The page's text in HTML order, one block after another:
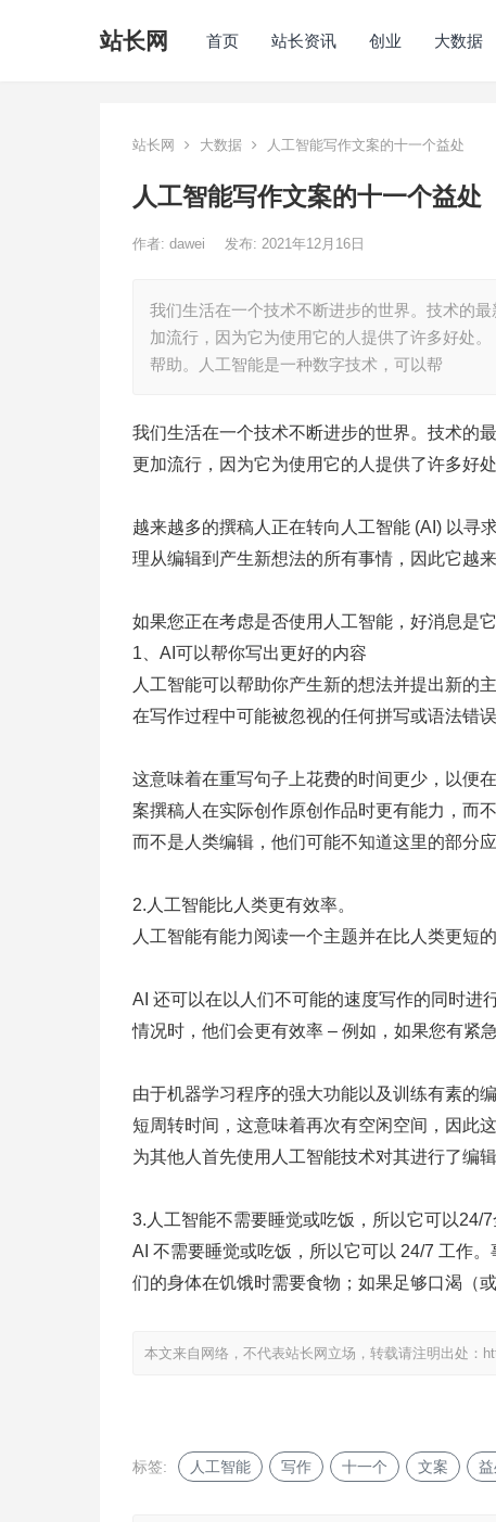
站长网 首页 站长资讯 创业 大数据
站长网 大数据 人工智能写作文案的十一个益处
人工智能写作文案的十一个益处
作者: dawei 发布: 2021年12月16日
我们生活在一个技术不断进步的世界。技术的
加流行，因为它为使用它的人提供了许多好处
帮助。人工智能是一种数字技术，可以帮
我们生活在一个技术不断进步的世界。技术的
更加流行，因为它为使用它的人提供了许多好处
越来越多的撰稿人正在转向人工智能 (AI) 以寻
理从编辑到产生新想法的所有事情，因此它越来
如果您正在考虑是否使用人工智能，好消息是
1、AI可以帮你写出更好的内容
人工智能可以帮助你产生新的想法并提出新的
在写作过程中可能被忽视的任何拼写或语法错误
这意味着在重写句子上花费的时间更少，以便
案撰稿人在实际创作原创作品时更有能力，而
而不是人类编辑，他们可能不知道这里的部分应
2.人工智能比人类更有效率。
人工智能有能力阅读一个主题并在比人类更短
AI 还可以在以人们不可能的速度写作的同时进
情况时，他们会更有效率 – 例如，如果您有紧
由于机器学习程序的强大功能以及训练有素的
短周转时间，这意味着再次有空闲空间，因此
为其他人首先使用人工智能技术对其进行了编
3.人工智能不需要睡觉或吃饭，所以它可以24/
AI 不需要睡觉或吃饭，所以它可以 24/7 工作
们的身体在饥饿时需要食物；如果足够口渴（
本文来自网络，不代表站长网立场，转载请注明出处：
标签: 人工智能 写作 十一个 文案